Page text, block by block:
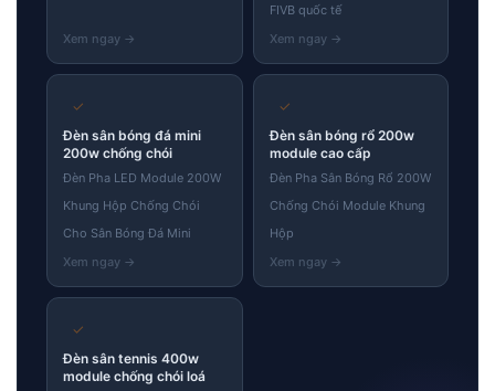
FIVB quốc tế
✓
Đèn sân bóng đá mini
200w chống chói
Đèn Pha LED Module 200W
Khung Hộp Chống Chói
Cho Sân Bóng Đá Mini
✓
Đèn sân bóng rổ 200w
module cao cấp
Đèn Pha Sân Bóng Rổ 200W
Chống Chói Module Khung
Hộp
✓
Đèn sân tennis 400w
module chống chói loá